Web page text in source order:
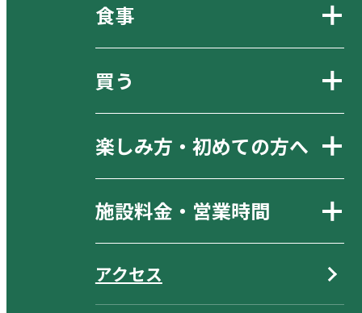
食事
買う
楽しみ方・初めての方へ
施設料金・営業時間
アクセス